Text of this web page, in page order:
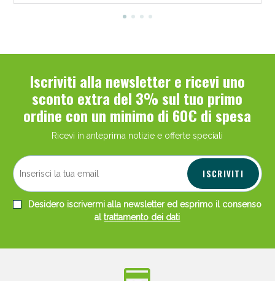
Iscriviti alla newsletter e ricevi uno
sconto extra del 3% sul tuo primo
ordine con un minimo di 60€ di spesa
Ricevi in anteprima notizie e offerte speciali
ISCRIVITI
Desidero iscrivermi alla newsletter ed esprimo il consenso
altrattamento dei dati